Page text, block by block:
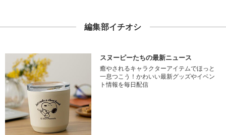
編集部イチオシ
スヌーピーたちの最新ニュース
癒やされるキャラクターアイテムでほっと
一息つこう！かわいい最新グッズやイベン
ト情報を毎日配信